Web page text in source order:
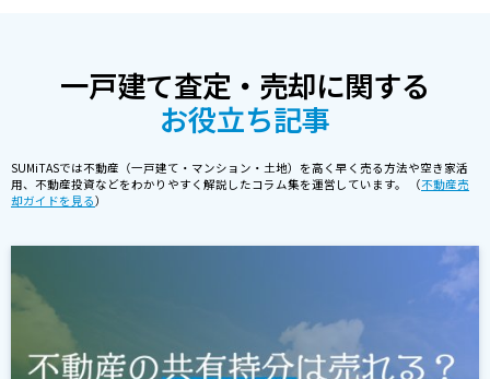
一戸建て査定・売却に関する
お役立ち記事
SUMiTASでは不動産（一戸建て・マンション・土地）を高く早く売る方法や空き家活
用、不動産投資などをわかりやすく解説したコラム集を運営しています。 （不動産売
却ガイドを見る）